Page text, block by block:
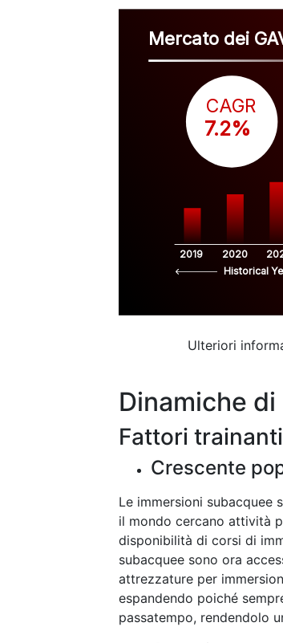
Mercato dei
2019 2020
CAGR
7.2%
Historical
Ulteriori
Dinamiche
Fattori
Crescente
Le immersioni subacquee
il mondo cercano attività
disponibilità di corsi di
subacquee sono ora
attrezzature per
espandendo poiché
passatempo, rendendolo